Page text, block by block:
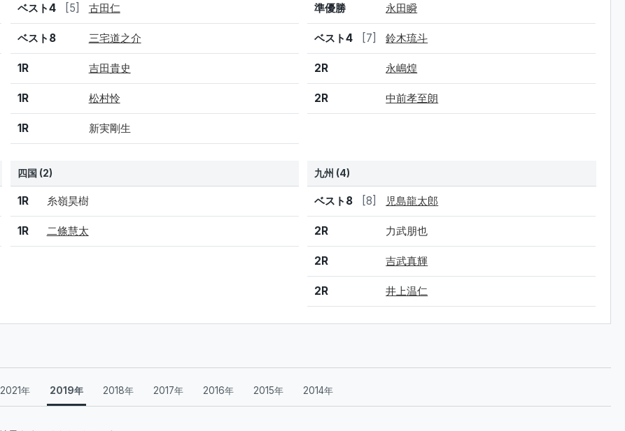
結果 シード 選手名
ベスト4 [5] 古田仁
ベスト8 三宅道之介
1R 吉田貴史
1R 松村怜
1R 新実剛生
結果 シード 選手名
準優勝 永田瞬
ベスト4 [7] 鈴木琉斗
2R 永嶋煌
2R 中前孝至朗
四国 (2)
結果 シード 選手名
1R 糸嶺昊樹
1R 二條慧太
九州 (4)
結果 シード 選手名
ベスト8 [8] 児島龍太郎
2R 力武朋也
2R 吉武真輝
2R 井上温仁
2021年 2019年 2018年 2017年 2016年 2015年 2014年